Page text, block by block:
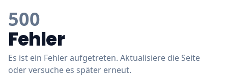
500
Fehler
Es ist ein Fehler aufgetreten. Aktualisiere die Seite
oder versuche es später erneut.